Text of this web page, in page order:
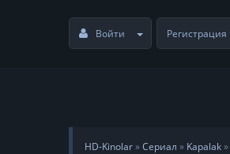
Войти Регистрация
HD-Kinolar»Сериал » Kapalak»